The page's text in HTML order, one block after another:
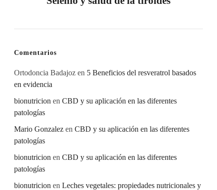
Comentarios
Ortodoncia Badajoz en 5 Beneficios del resveratrol basados
en evidencia
bionutricion en CBD y su aplicación en las diferentes
patologías
Mario Gonzalez en CBD y su aplicación en las diferentes
patologías
bionutricion en CBD y su aplicación en las diferentes
patologías
bionutricion en Leches vegetales: propiedades nutricionales y